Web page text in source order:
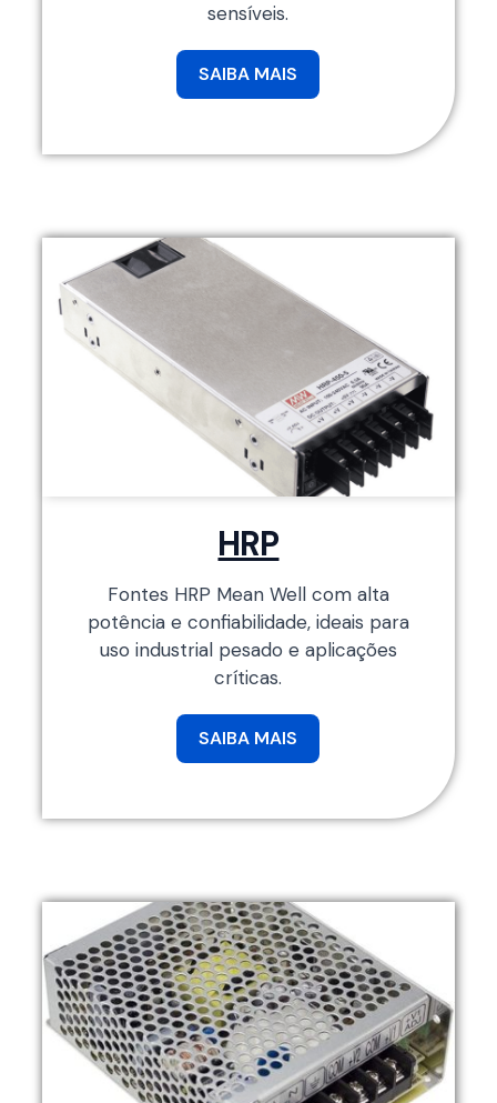
sensíveis.
SAIBA MAIS
HRP
Fontes HRP Mean Well com alta
potência e confiabilidade, ideais para
uso industrial pesado e aplicações
críticas.
SAIBA MAIS